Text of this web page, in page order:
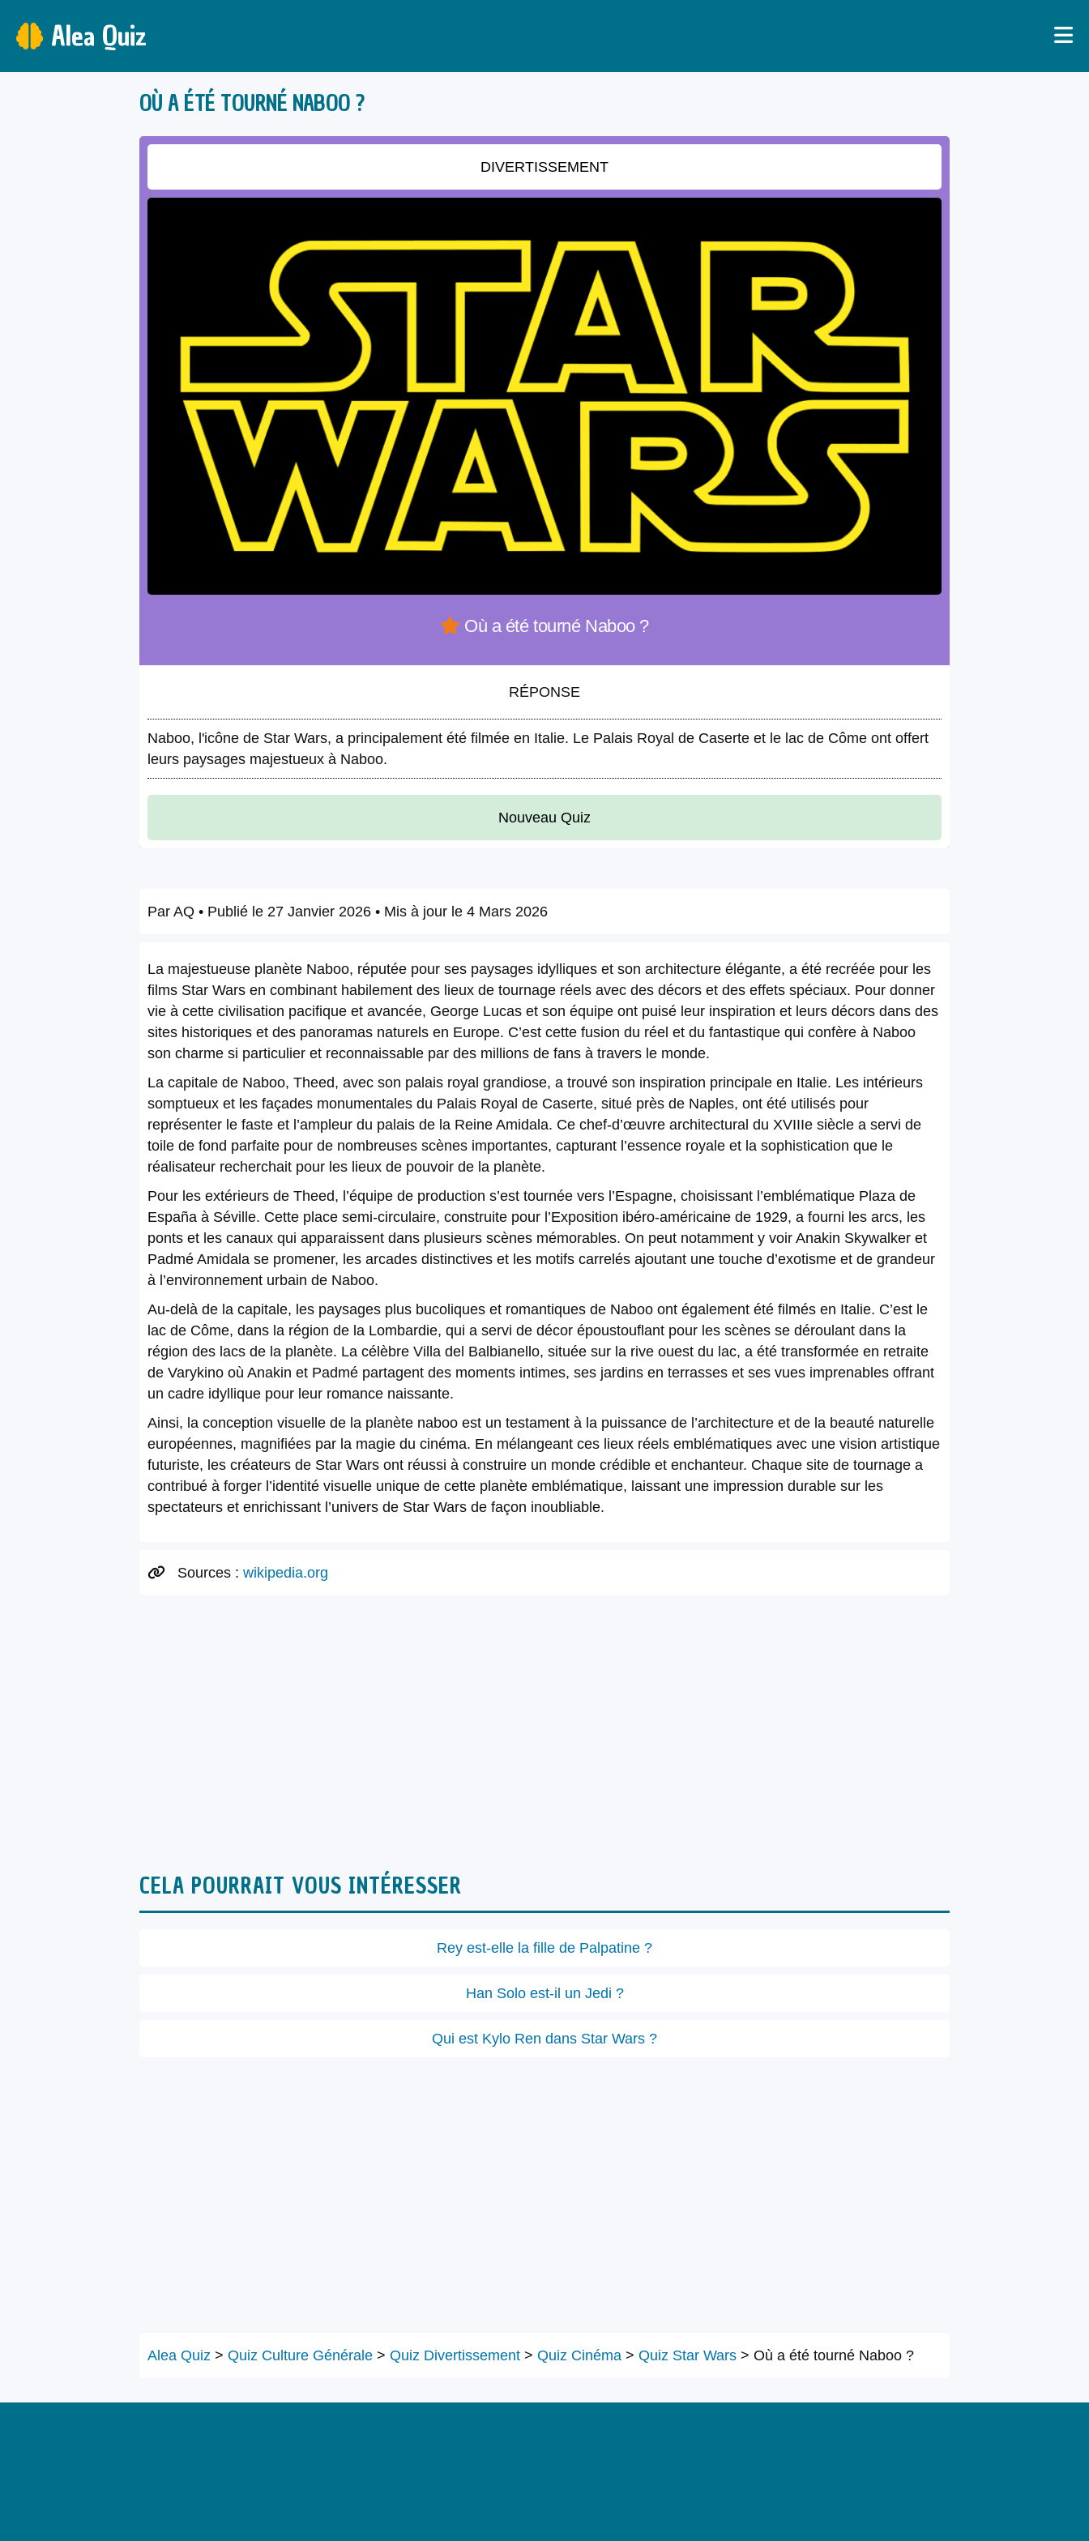
Alea Quiz
OÙ A ÉTÉ TOURNÉ NABOO ?
DIVERTISSEMENT
Où a été tourné Naboo ?
RÉPONSE
Naboo, l'icône de Star Wars, a principalement été filmée en Italie. Le Palais Royal de Caserte et le lac de Côme ont offert
leurs paysages majestueux à Naboo.
Nouveau Quiz
Par AQ • Publié le 27 Janvier 2026 • Mis à jour le 4 Mars 2026
La majestueuse planète Naboo, réputée pour ses paysages idylliques et son architecture élégante, a été recréée pour les
films Star Wars en combinant habilement des lieux de tournage réels avec des décors et des effets spéciaux. Pour donner
vie à cette civilisation pacifique et avancée, George Lucas et son équipe ont puisé leur inspiration et leurs décors dans des
sites historiques et des panoramas naturels en Europe. C’est cette fusion du réel et du fantastique qui confère à Naboo
son charme si particulier et reconnaissable par des millions de fans à travers le monde.
La capitale de Naboo, Theed, avec son palais royal grandiose, a trouvé son inspiration principale en Italie. Les intérieurs
somptueux et les façades monumentales du Palais Royal de Caserte, situé près de Naples, ont été utilisés pour
représenter le faste et l’ampleur du palais de la Reine Amidala. Ce chef-d’œuvre architectural du XVIIIe siècle a servi de
toile de fond parfaite pour de nombreuses scènes importantes, capturant l’essence royale et la sophistication que le
réalisateur recherchait pour les lieux de pouvoir de la planète.
Pour les extérieurs de Theed, l’équipe de production s’est tournée vers l’Espagne, choisissant l’emblématique Plaza de
España à Séville. Cette place semi-circulaire, construite pour l’Exposition ibéro-américaine de 1929, a fourni les arcs, les
ponts et les canaux qui apparaissent dans plusieurs scènes mémorables. On peut notamment y voir Anakin Skywalker et
Padmé Amidala se promener, les arcades distinctives et les motifs carrelés ajoutant une touche d’exotisme et de grandeur
à l’environnement urbain de Naboo.
Au-delà de la capitale, les paysages plus bucoliques et romantiques de Naboo ont également été filmés en Italie. C’est le
lac de Côme, dans la région de la Lombardie, qui a servi de décor époustouflant pour les scènes se déroulant dans la
région des lacs de la planète. La célèbre Villa del Balbianello, située sur la rive ouest du lac, a été transformée en retraite
de Varykino où Anakin et Padmé partagent des moments intimes, ses jardins en terrasses et ses vues imprenables offrant
un cadre idyllique pour leur romance naissante.
Ainsi, la conception visuelle de la planète naboo est un testament à la puissance de l’architecture et de la beauté naturelle
européennes, magnifiées par la magie du cinéma. En mélangeant ces lieux réels emblématiques avec une vision artistique
futuriste, les créateurs de Star Wars ont réussi à construire un monde crédible et enchanteur. Chaque site de tournage a
contribué à forger l’identité visuelle unique de cette planète emblématique, laissant une impression durable sur les
spectateurs et enrichissant l’univers de Star Wars de façon inoubliable.
Sources : wikipedia.org
CELA POURRAIT VOUS INTÉRESSER
Rey est-elle la fille de Palpatine ?
Han Solo est-il un Jedi ?
Qui est Kylo Ren dans Star Wars ?
Alea Quiz > Quiz Culture Générale > Quiz Divertissement > Quiz Cinéma > Quiz Star Wars > Où a été tourné Naboo ?